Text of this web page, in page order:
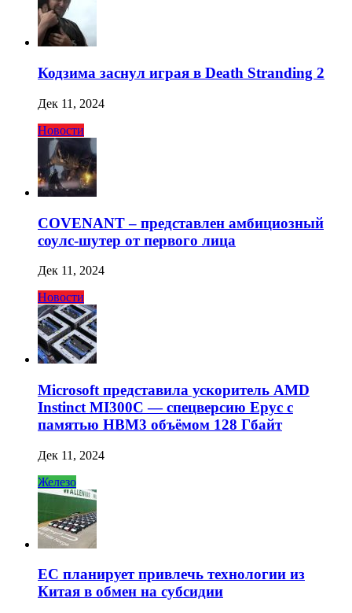
Кодзима заснул играя в Death Stranding 2
Дек 11, 2024
Новости
COVENANT – представлен амбициозный
соулс-шутер от первого лица
Дек 11, 2024
Новости
Microsoft представила ускоритель AMD
Instinct MI300C — спецверсию Epyc с
памятью HBM3 объёмом 128 Гбайт
Дек 11, 2024
Железо
ЕС планирует привлечь технологии из
Китая в обмен на субсидии